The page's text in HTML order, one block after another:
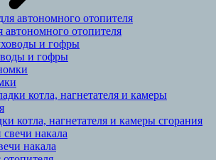
автономного отопителя
и гофры
котла, нагнетателя и камеры сгорания
накала